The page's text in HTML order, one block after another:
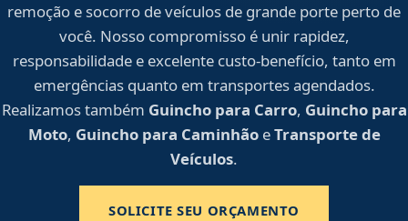
remoção e socorro de veículos de grande porte perto de
você. Nosso compromisso é unir rapidez,
responsabilidade e excelente custo-benefício, tanto em
emergências quanto em transportes agendados.
Realizamos também Guincho para Carro, Guincho para
Moto, Guincho para CaminhãoeTransporte de
Veículos.
SOLICITE SEU ORÇAMENTO